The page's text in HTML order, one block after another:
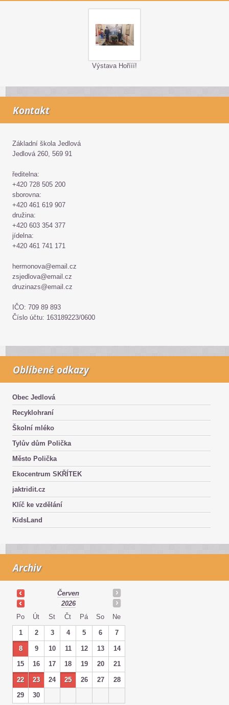
Výstava Hořííí!
Kontakt
Základní škola Jedlová
Jedlová 260, 569 91
ředitelna:
+420 728 505 200
sborovna:
+420 461 619 907
družina:
+420 603 354 377
jídelna:
+420 461 741 171
hermonova@email.cz
zsjedlova@email.cz
druzinazs@email.cz
IČO: 709 89 893
Číslo účtu: 163189223/0600
Oblíbené odkazy
Obec Jedlová
Recyklohraní
Školní mléko
Tylův dům Polička
Město Polička
Ekocentrum SKŘÍTEK
jaktridit.cz
Klíč ke vzdělání
KidsLand
Archiv
Červen
2026
Po
Út St Čt Pá So Ne
1 2 3 4 5 6 7
8 9 10 11 12 13
14
15
16 17 18 19 20 21
22 23 24 25 26 27
28
29
30